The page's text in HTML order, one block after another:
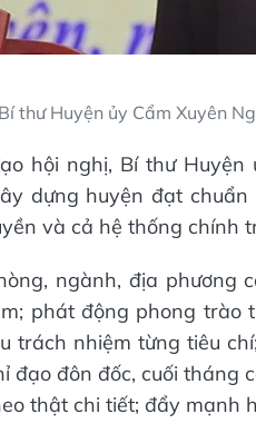
Bí thư Huyện ủy Cẩm Xuyên
hội nghị, Bí thư
dựng huyện đạt
và cả hệ thống chính
ngành, địa phương
phát động phong trào
trách nhiệm từng tiêu
đạo đôn đốc, cuối
thật chi tiết; đẩy mạnh